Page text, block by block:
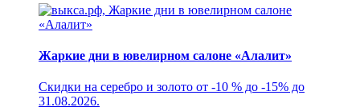
Жаркие дни в ювелирном салоне «Алалит»
Скидки на серебро и золото от -10 % до -15% до
31.08.2026.